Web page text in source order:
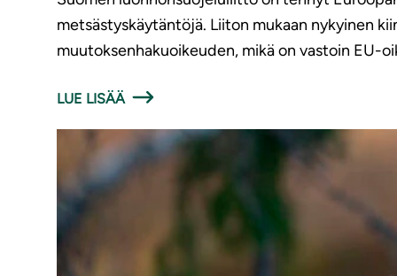
metsästyskäytäntöjä. Liiton mukaan nykyinen
muutoksenhakuoikeuden, mikä on vastoin EU-
LUE LISÄÄ